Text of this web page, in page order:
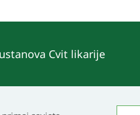
Cvit likarije